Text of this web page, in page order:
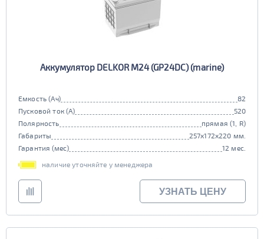
универсальная (uni)
Тип клемм
Нижнее_крепление
Типоразмер
MARINE DC24
MARINE DC31
Класс
Аккумулятор DELKOR M24 (GP24DC) (marine)
Емкость (Ач)
82
Пусковой ток (А)
520
Полярность
прямая (1, R)
Габариты
257x172x220 мм.
Гарантия (мес)
12 мес.
наличие уточняйте у менеджера
УЗНАТЬ ЦЕНУ